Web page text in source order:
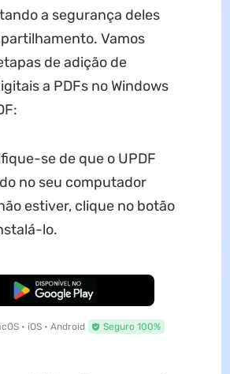
a segurança deles
Vamos
de adição de
a PDFs no Windows
se de que o UPDF
no seu computador
estiver, clique no botão
lo.
Baixar Grátis
• iOS • Android Seguro 100%